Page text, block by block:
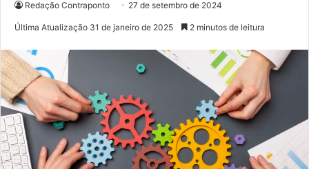
Redação Contraponto 27 de setembro de 2024
Última Atualização 31 de janeiro de 2025 2 minutos de leitura